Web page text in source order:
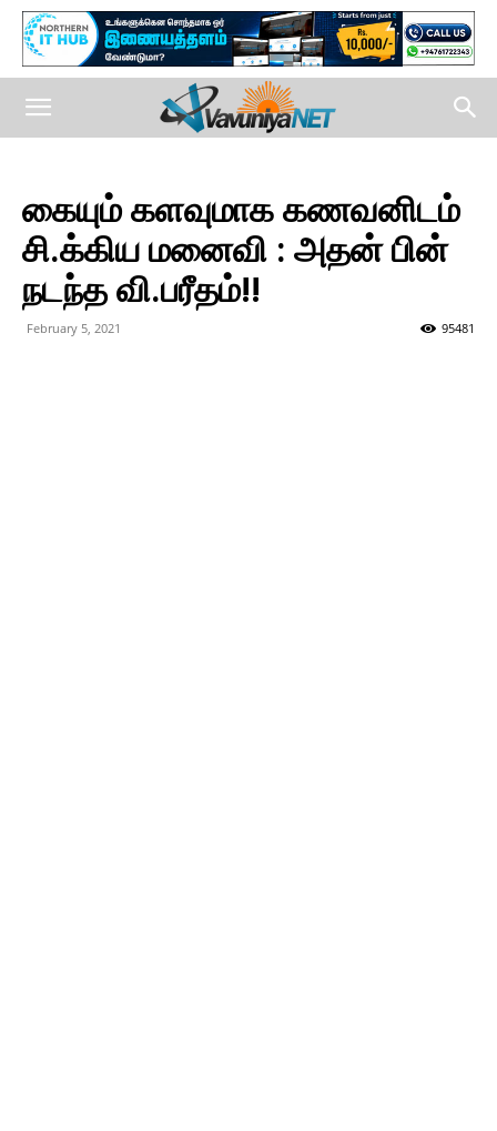
கையும் களவுமாக கணவனிடம்
சி.க்கிய மனைவி : அதன் பின்
நடந்த வி.பரீதம்!!
February 5, 2021 95481